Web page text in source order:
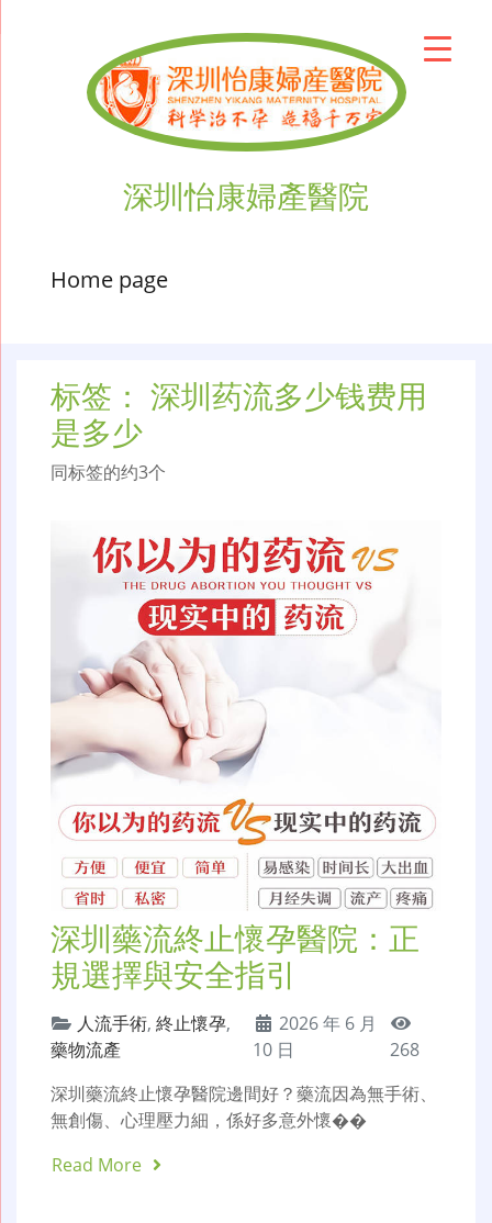
深圳怡康婦產醫院
Home page
标签： 深圳药流多少钱费用
是多少
同标签的约3个
深圳藥流終止懷孕醫院：正
規選擇與安全指引
人流手術, 終止懷孕,
藥物流產
2026 年 6 月
10 日
268
深圳藥流終止懷孕醫院邊間好？藥流因為無手術、
無創傷、心理壓力細，係好多意外懷��
Read More